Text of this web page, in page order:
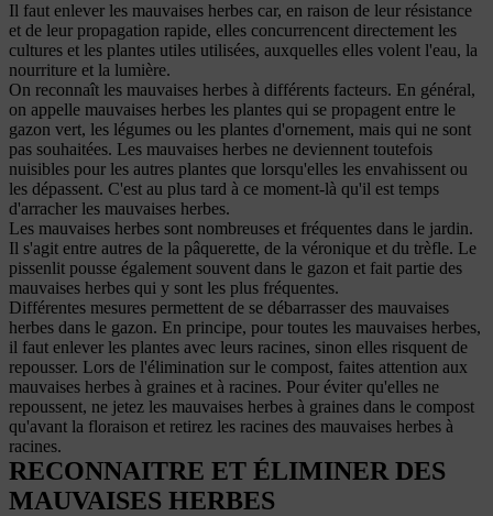
Il faut enlever les mauvaises herbes car, en raison de leur résistance
et de leur propagation rapide, elles concurrencent directement les
cultures et les plantes utiles utilisées, auxquelles elles volent l'eau, la
nourriture et la lumière.
On reconnaît les mauvaises herbes à différents facteurs. En général,
on appelle mauvaises herbes les plantes qui se propagent entre le
gazon vert, les légumes ou les plantes d'ornement, mais qui ne sont
pas souhaitées. Les mauvaises herbes ne deviennent toutefois
nuisibles pour les autres plantes que lorsqu'elles les envahissent ou
les dépassent. C'est au plus tard à ce moment-là qu'il est temps
d'arracher les mauvaises herbes.
Les mauvaises herbes sont nombreuses et fréquentes dans le jardin.
Il s'agit entre autres de la pâquerette, de la véronique et du trèfle. Le
pissenlit pousse également souvent dans le gazon et fait partie des
mauvaises herbes qui y sont les plus fréquentes.
Différentes mesures permettent de se débarrasser des mauvaises
herbes dans le gazon. En principe, pour toutes les mauvaises herbes,
il faut enlever les plantes avec leurs racines, sinon elles risquent de
repousser. Lors de l'élimination sur le compost, faites attention aux
mauvaises herbes à graines et à racines. Pour éviter qu'elles ne
repoussent, ne jetez les mauvaises herbes à graines dans le compost
qu'avant la floraison et retirez les racines des mauvaises herbes à
racines.
RECONNAITRE ET ÉLIMINER DES
MAUVAISES HERBES